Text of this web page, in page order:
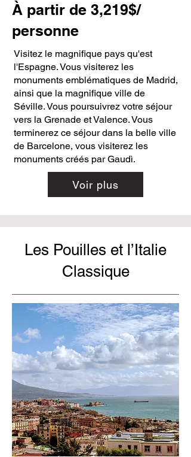
À partir de 3,219$/
personne
Visitez le magnifique pays qu'est
l'Espagne. Vous visiterez les
monuments emblématiques de Madrid,
ainsi que la magnifique ville de
Séville. Vous poursuivrez votre séjour
vers la Grenade et Valence. Vous
terminerez ce séjour dans la belle ville
de Barcelone, vous visiterez les
monuments créés par Gaudì.
Voir plus
Les Pouilles et l’Italie
Classique